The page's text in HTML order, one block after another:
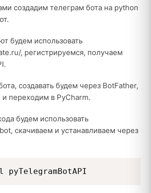
создадим телеграм бота на python
будем использовать
, регистрируемся, получаем
создавать будем через BotFather,
переходим в PyCharm.
будем использовать
скачиваем и устанавливаем через